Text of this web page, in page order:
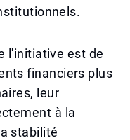
l'initiative est de
financiers plus
leur
à la
stabilité